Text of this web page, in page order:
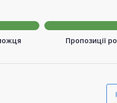
Пропозиції